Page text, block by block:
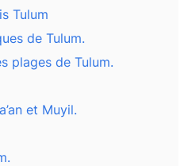
Tulum
de Tulum.
plages de Tulum.
et Muyil.